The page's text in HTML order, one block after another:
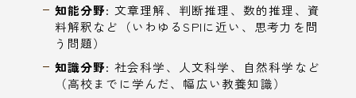
知能分野: 文章理解、判断推理、数的推理、資
料解釈など（いわゆるSPIに近い、思考力を問
う問題）
知識分野: 社会科学、人文科学、自然科学など
（高校までに学んだ、幅広い教養知識）